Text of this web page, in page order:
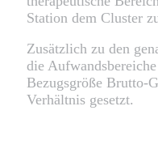
Station dem Cluster
Zusätzlich zu den
die
Bezugsgröße Brutto-
Verhältnis gesetzt.